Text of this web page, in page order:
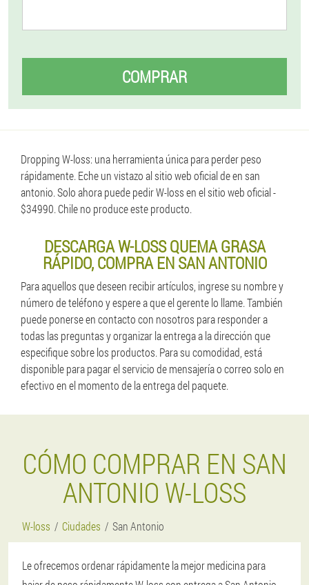
COMPRAR
Dropping W-loss: una herramienta única para perder peso
rápidamente. Eche un vistazo al sitio web oficial de en san
antonio. Solo ahora puede pedir W-loss en el sitio web oficial -
$34990. Chile no produce este producto.
DESCARGA W-LOSS QUEMA GRASA
RÁPIDO, COMPRA EN SAN ANTONIO
Para aquellos que deseen recibir artículos, ingrese su nombre y
número de teléfono y espere a que el gerente lo llame. También
puede ponerse en contacto con nosotros para responder a
todas las preguntas y organizar la entrega a la dirección que
especifique sobre los productos. Para su comodidad, está
disponible para pagar el servicio de mensajería o correo solo en
efectivo en el momento de la entrega del paquete.
CÓMO COMPRAR EN SAN
ANTONIO W-LOSS
W-loss Ciudades San Antonio
Le ofrecemos ordenar rápidamente la mejor medicina para